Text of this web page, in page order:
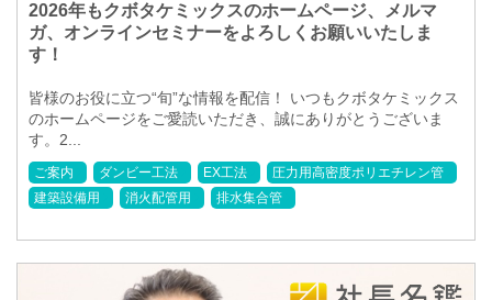
2026年もクボタケミックスのホームページ、メルマ
ガ、オンラインセミナーをよろしくお願いいたしま
す！
皆様のお役に立つ“旬”な情報を配信！ いつもクボタケミックス
のホームページをご愛読いただき、誠にありがとうございま
す。2...
ご案内 ダンビー工法 EX工法
圧力用高密度ポリエチレン管
建築設備用
消火配管用 排水集合管